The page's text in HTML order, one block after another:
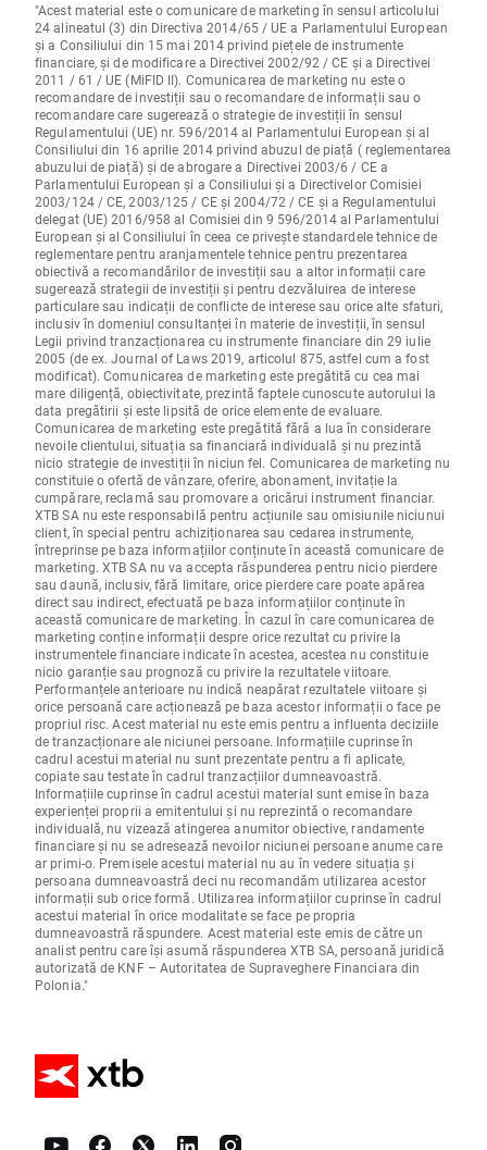
"Acest material este o comunicare de marketing în sensul articolului
24 alineatul (3) din Directiva 2014/65 / UE a Parlamentului European
și a Consiliului din 15 mai 2014 privind piețele de instrumente
financiare, și de modificare a Directivei 2002/92 / CE și a Directivei
2011 / 61 / UE (MiFID II). Comunicarea de marketing nu este o
recomandare de investiții sau o recomandare de informații sau o
recomandare care sugerează o strategie de investiții în sensul
Regulamentului (UE) nr. 596/2014 al Parlamentului European și al
Consiliului din 16 aprilie 2014 privind abuzul de piață ( reglementarea
abuzului de piață) și de abrogare a Directivei 2003/6 / CE a
Parlamentului European și a Consiliului și a Directivelor Comisiei
2003/124 / CE, 2003/125 / CE și 2004/72 / CE și a Regulamentului
delegat (UE) 2016/958 al Comisiei din 9 596/2014 al Parlamentului
European și al Consiliului în ceea ce privește standardele tehnice de
reglementare pentru aranjamentele tehnice pentru prezentarea
obiectivă a recomandărilor de investiții sau a altor informații care
sugerează strategii de investiții și pentru dezvăluirea de interese
particulare sau indicații de conflicte de interese sau orice alte sfaturi,
inclusiv în domeniul consultanței în materie de investiții, în sensul
Legii privind tranzacționarea cu instrumente financiare din 29 iulie
2005 (de ex. Journal of Laws 2019, articolul 875, astfel cum a fost
modificat). Comunicarea de marketing este pregătită cu cea mai
mare diligență, obiectivitate, prezintă faptele cunoscute autorului la
data pregătirii și este lipsită de orice elemente de evaluare.
Comunicarea de marketing este pregătită fără a lua în considerare
nevoile clientului, situația sa financiară individuală și nu prezintă
nicio strategie de investiții în niciun fel. Comunicarea de marketing nu
constituie o ofertă de vânzare, oferire, abonament, invitație la
cumpărare, reclamă sau promovare a oricărui instrument financiar.
XTB SA nu este responsabilă pentru acțiunile sau omisiunile niciunui
client, în special pentru achiziționarea sau cedarea instrumente,
întreprinse pe baza informațiilor conținute în această comunicare de
marketing. XTB SA nu va accepta răspunderea pentru nicio pierdere
sau daună, inclusiv, fără limitare, orice pierdere care poate apărea
direct sau indirect, efectuată pe baza informațiilor conținute în
această comunicare de marketing. În cazul în care comunicarea de
marketing conține informații despre orice rezultat cu privire la
instrumentele financiare indicate în acestea, acestea nu constituie
nicio garanție sau prognoză cu privire la rezultatele viitoare.
Performanțele anterioare nu indică neapărat rezultatele viitoare și
orice persoană care acționează pe baza acestor informații o face pe
propriul risc. Acest material nu este emis pentru a influenta deciziile
de tranzacționare ale niciunei persoane. Informațiile cuprinse în
cadrul acestui material nu sunt prezentate pentru a fi aplicate,
copiate sau testate în cadrul tranzacțiilor dumneavoastră.
Informațiile cuprinse în cadrul acestui material sunt emise în baza
experienței proprii a emitentului și nu reprezintă o recomandare
individuală, nu vizează atingerea anumitor obiective, randamente
financiare și nu se adresează nevoilor niciunei persoane anume care
ar primi-o. Premisele acestui material nu au în vedere situația și
persoana dumneavoastră deci nu recomandăm utilizarea acestor
informații sub orice formă. Utilizarea informațiilor cuprinse în cadrul
acestui material în orice modalitate se face pe propria
dumneavoastră răspundere. Acest material este emis de către un
analist pentru care își asumă răspunderea XTB SA, persoană juridică
autorizată de KNF – Autoritatea de Supraveghere Financiara din
Polonia."